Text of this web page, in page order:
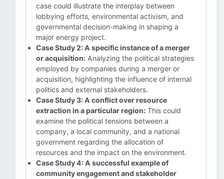
case could illustrate the interplay between
lobbying efforts, environmental activism, and
governmental decision-making in shaping a
major energy project.
Case Study 2: A specific instance of a merger
or acquisition: Analyzing the political strategies
employed by companies during a merger or
acquisition, highlighting the influence of internal
politics and external stakeholders.
Case Study 3: A conflict over resource
extraction in a particular region: This could
examine the political tensions between a
company, a local community, and a national
government regarding the allocation of
resources and the impact on the environment.
Case Study 4: A successful example of
community engagement and stakeholder